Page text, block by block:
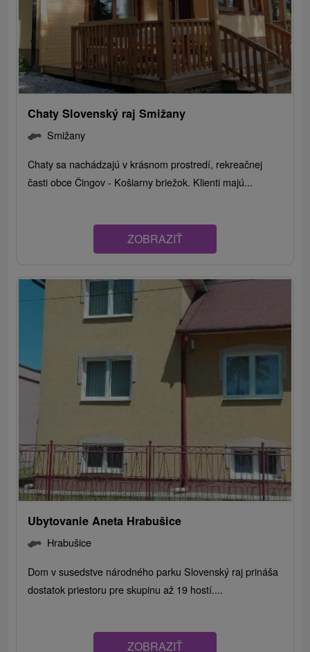
Chaty Slovenský raj Smižany
Smižany
Chaty sa nachádzajú v krásnom prostredí, rekreačnej
časti obce Čingov - Košiarny briežok. Klienti majú...
ZOBRAZIŤ
Ubytovanie Aneta Hrabušice
Hrabušice
Dom v susedstve národného parku Slovenský raj prináša
dostatok priestoru pre skupinu až 19 hostí....
ZOBRAZIŤ